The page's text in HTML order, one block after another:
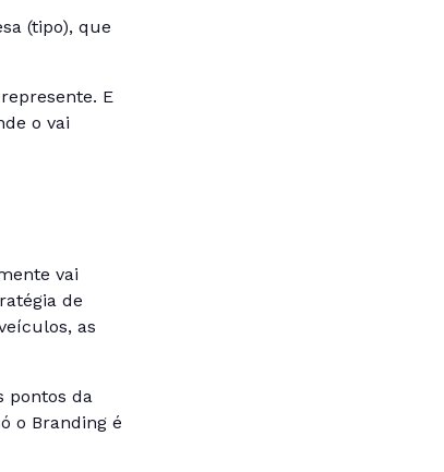
(tipo), que
E
o vai
vai
de
as
pontos da
o Branding é